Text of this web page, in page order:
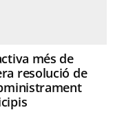
més de
resolució de